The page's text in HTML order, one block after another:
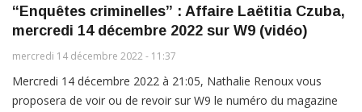
“Enquêtes criminelles” : Affaire Laëtitia Czuba,
mercredi 14 décembre 2022 sur W9 (vidéo)
mercredi 14 décembre 2022 - 11:37
Mercredi 14 décembre 2022 à 21:05, Nathalie Renoux vous
proposera de voir ou de revoir sur W9 le numéro du magazine